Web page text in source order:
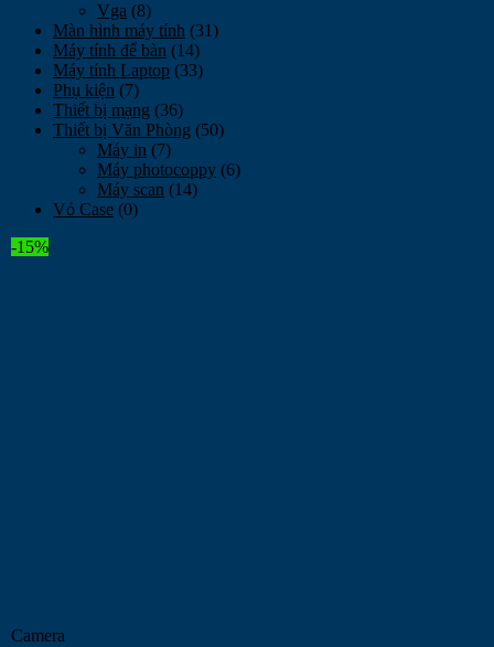
Vga (8)
Màn hình máy tính (31)
Máy tính để bàn (14)
Máy tính Laptop (33)
Phụ kiện (7)
Thiết bị mạng (36)
Thiết bị Văn Phòng (50)
Máy in (7)
Máy photocoppy (6)
Máy scan (14)
Vỏ Case (0)
-15%
Camera